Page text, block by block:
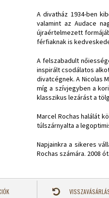
A divatház 1934-ben
valamint az Audace
újraértelmezett
férfiaknak is
A felszabadult
inspirált csodálatos
divatcégnek. A Nicolas
míg a szívjegyben a
klasszikus lezárást a
Marcel Rochas halálát
túlszárnyalta a
Napjainkra a sikeres
Rochas számára. 2008